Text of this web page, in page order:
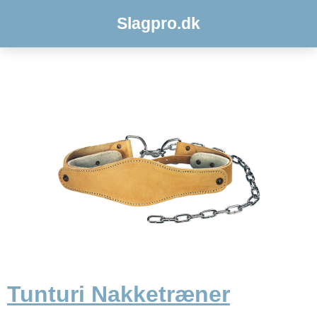
Slagpro.dk
Tunturi Nakketræner